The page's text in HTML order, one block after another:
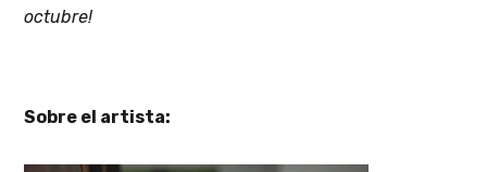
octubre!
Sobre el artista: